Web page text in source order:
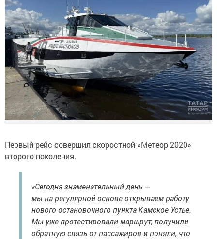
Первый рейс совершил скоростной «Метеор 2020»
второго поколения.
«Сегодня знаменательный день —
мы на регулярной основе открываем работу
нового остановочного пункта Камское Устье.
Мы уже протестировали маршрут, получили
обратную связь от пассажиров и поняли, что